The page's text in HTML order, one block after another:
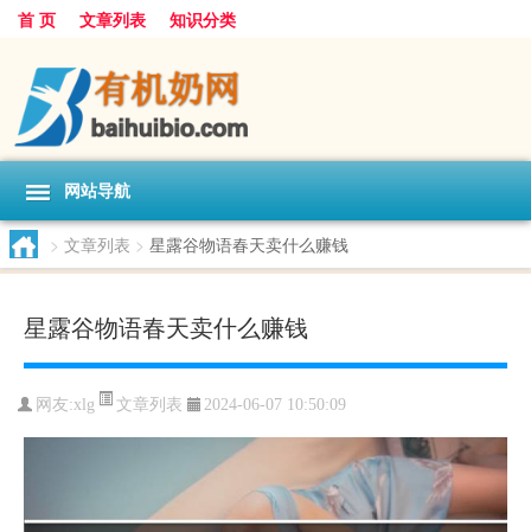
首 页 文章列表 知识分类
网站导航
> 文章列表 > 星露谷物语春天卖什么赚钱
星露谷物语春天卖什么赚钱
网友:xlg 文章列表 2024-06-07 10:50:09